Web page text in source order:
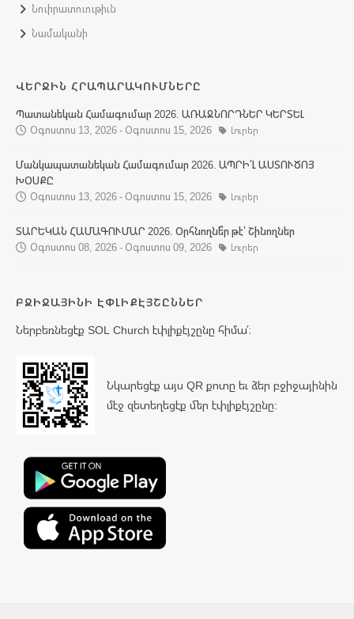
Նուիրատուութիւն
Նամականի
ՎԵՐՋԻՆ ՀՐԱՊԱՐԱԿՈՒՄՆԵՐԸ
Պատանեկան Համագումար 2026. ԱՌԱՋՆՈՐԴՆԵՐ ԿԵՐՏԵԼ
Օգոստոս 13, 2026 - Օգոստոս 15, 2026
Լուրեր
Մանկապատանեկան Համագումար 2026. ԱՊՐԻ՛Լ ԱՍՏՈՒԾՈՅ
ԽՕՍՔԸ
Օգոստոս 13, 2026 - Օգոստոս 15, 2026
Լուրեր
ՏԱՐԵԿԱՆ ՀԱՄԱԳՈՒՄԱՐ 2026. Օրհնողնե՞ր թէ՝ Շինողներ
Օգոստոս 08, 2026 - Օգոստոս 09, 2026
Լուրեր
ԲՋԻՋԱՅԻՆԻ ԷՓԼԻՔԷՅՇԸՆՆԵՐ
Ներբեռնեցէք SOL Church էփլիքէյշընը հիմա՛։
Նկարեցէք այս QR քոտը եւ ձեր բջիջայինին
մէջ զետեղեցէք մեր էփլիքէյշընը: